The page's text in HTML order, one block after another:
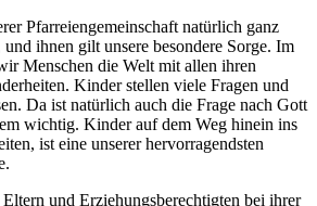
Pfarreiengemeinschaft natürlich ganz
ihnen gilt unsere besondere Sorge. Im
Menschen die Welt mit allen ihren
Kinder stellen viele Fragen und
Da ist natürlich auch die Frage nach Gott
wichtig. Kinder auf dem Weg hinein ins
ist eine unserer hervorragendsten
und Erziehungsberechtigten bei ihrer